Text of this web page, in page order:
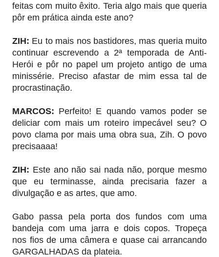
feitas com muito êxito. Teria algo mais que queria
pôr em prática ainda este ano?
ZIH: Eu to mais nos bastidores, mas queria muito
continuar escrevendo a 2ª temporada de Anti-
Herói e pôr no papel um projeto antigo de uma
minissérie. Preciso afastar de mim essa tal de
procrastinação.
MARCOS: Perfeito! E quando vamos poder se
deliciar com mais um roteiro impecável seu? O
povo clama por mais uma obra sua, Zih. O povo
precisaaaa!
ZIH: Este ano não sai nada não, porque mesmo
que eu terminasse, ainda precisaria fazer a
divulgação e as artes, que amo.
Gabo passa pela porta dos fundos com uma
bandeja com uma jarra e dois copos. Tropeça
nos fios de uma câmera e quase cai arrancando
GARGALHADAS da plateia.